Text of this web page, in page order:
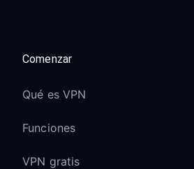
Comenzar
Qué es VPN
Funciones
VPN gratis